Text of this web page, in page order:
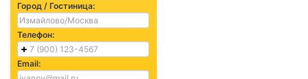
Город / Гостиница:
Телефон:
Email: